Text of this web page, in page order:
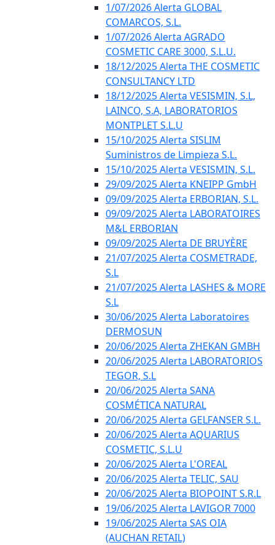
1/07/2026 Alerta GLOBAL
COMARCOS, S.L.
1/07/2026 Alerta AGRADO
COSMETIC CARE 3000, S.L.U.
18/12/2025 Alerta THE COSMETIC
CONSULTANCY LTD
18/12/2025 Alerta VESISMIN, S.L,
LAINCO, S.A, LABORATORIOS
MONTPLET S.L.U
15/10/2025 Alerta SISLIM
Suministros de Limpieza S.L.
15/10/2025 Alerta VESISMIN, S.L.
29/09/2025 Alerta KNEIPP GmbH
09/09/2025 Alerta ERBORIAN, S.L.
09/09/2025 Alerta LABORATOIRES
M&L ERBORIAN
09/09/2025 Alerta DE BRUYÈRE
21/07/2025 Alerta COSMETRADE,
S.L
21/07/2025 Alerta LASHES & MORE
S.L
30/06/2025 Alerta Laboratoires
DERMOSUN
20/06/2025 Alerta ZHEKAN GMBH
20/06/2025 Alerta LABORATORIOS
TEGOR, S.L
20/06/2025 Alerta SANA
COSMÉTICA NATURAL
20/06/2025 Alerta GELFANSER S.L.
20/06/2025 Alerta AQUARIUS
COSMETIC, S.L.U
20/06/2025 Alerta L'OREAL
20/06/2025 Alerta TELIC, SAU
20/06/2025 Alerta BIOPOINT S.R.L
19/06/2025 Alerta LAVIGOR 7000
19/06/2025 Alerta SAS OIA
(AUCHAN RETAIL)